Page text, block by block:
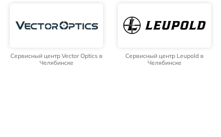
Сервисный центр Vector Optics в
Челябинске
Сервисный центр Leupold в
Челябинске